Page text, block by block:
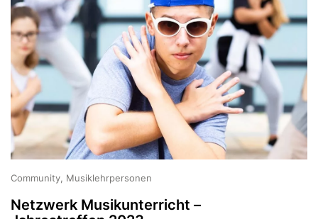
Community, Musiklehrpersonen
Netzwerk Musikunterricht –